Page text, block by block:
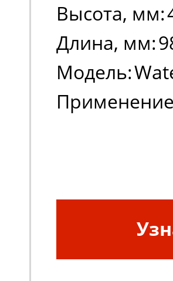
Высота, мм:
Длина, мм:
Модель: